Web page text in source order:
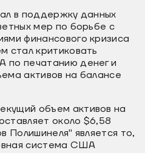
в поддержку данных
мер по борьбе с
финансового кризиса
стал критиковать
печатанию денег и
активов на балансе
объем активов на
около $6,58
Полишинеля" является то,
система США